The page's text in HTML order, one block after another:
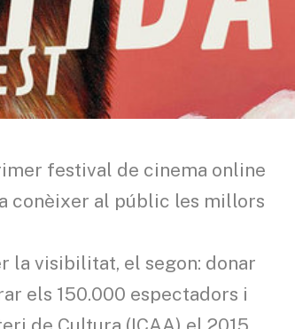
festival de cinema online
conèixer al públic les millors
la visibilitat, el segon: donar
els 150.000 espectadors i